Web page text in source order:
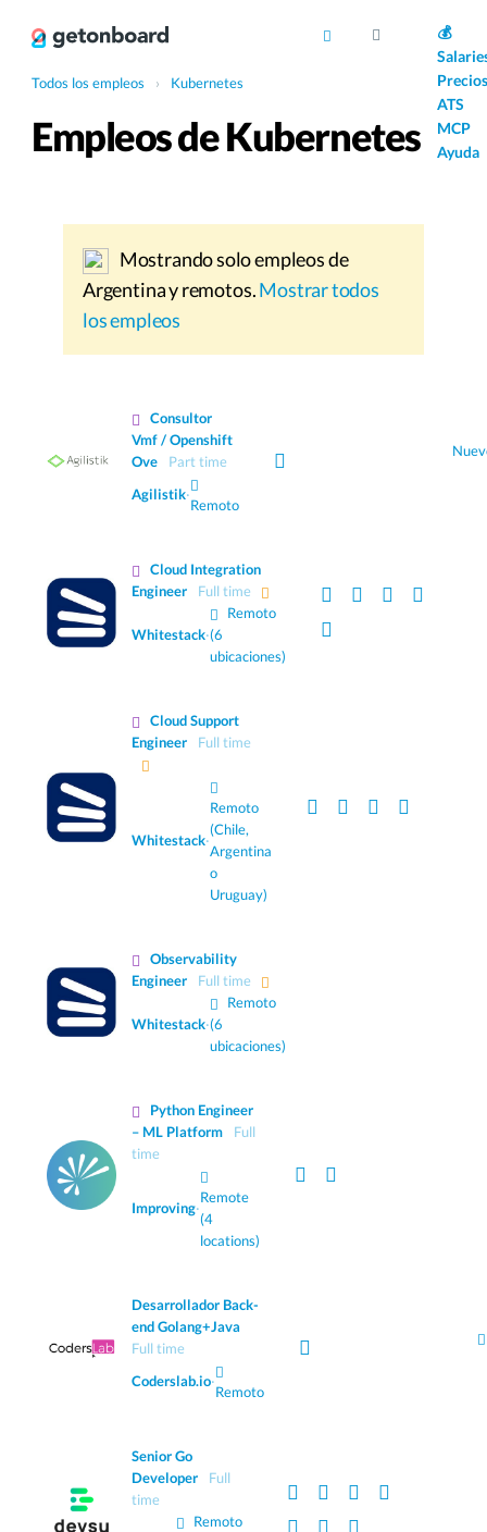
💰
Precios
ATS
MCP
Ayuda
Todos los empleos › Kubernetes
Empleos de Kubernetes
Mostrando solo empleos de
Argentina y remotos.Mostrar todos
los empleos
Consultor
Vmf / Openshift
Ove
Part time
Agilistik·
Remoto
Cloud Integration
Engineer
Full time
Whitestack·
Remoto
(6
ubicaciones)
Cloud Support
Engineer
Full time
Whitestack·
Remoto
(Chile,
Argentina
o
Uruguay)
Observability
Engineer
Full time
Whitestack·
Remoto
(6
ubicaciones)
Python Engineer
– ML Platform
Full
time
Improving·
Remote
(4
locations)
Desarrollador Back-
end Golang+Java
Full time
Coderslab.io·
Remoto
Senior Go
Developer
Full
time
Remoto